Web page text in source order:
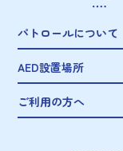
パトロールについて
AED設置場所
ご利用の方へ